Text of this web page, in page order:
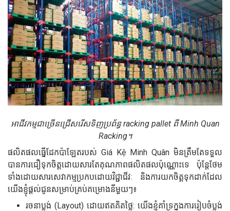
អាជីវកម្មជាច្រើនជ្រើសរើសទិញប្រព័ន្ធ racking pallet ពី Minh Quan
Racking។
ផលិតផលធ្នើដែកប៉ាឡែតរបស់ Giá Kệ Minh Quân មិនត្រឹមតែទទួល
បានការជឿទុកចិត្តដោយសារតែគុណភាពផលិតផលប៉ុណ្ណោះទេ ប៉ុន្តែថែម
ទាំងដោយសារសេវាកម្មប្រកបដោយវិជ្ជាជីវៈ និងការយកចិត្តទុកដាក់ដែល
យើងខ្ញុំផ្តល់ជូនសម្រាប់គ្រប់គម្រោងនីមួយៗ៖
រចនាប្លង់ (Layout) ដោយឥតគិតថ្លៃ: យើងខ្ញុំគាំទ្រក្នុងការរៀបចំប្លង់